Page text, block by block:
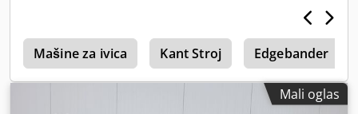
Mašine za ivica Kant Stroj Edgebander
Mali oglas